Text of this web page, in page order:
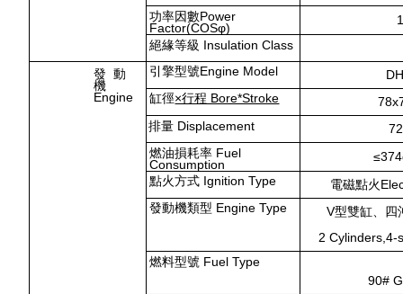
功率因數Power
Factor(COSφ)
絕緣等級 Insulation Class
發 動
機
Engine
引擎型號Engine Model
缸徑×行程 Bore*Stroke
排量 Displacement
燃油損耗率 Fuel
Consumption
點火方式 Ignition Type
電磁點火
發動機類型 Engine Type
V型雙缸、四
2 Cylinders,4-
燃料型號 Fuel Type
90#